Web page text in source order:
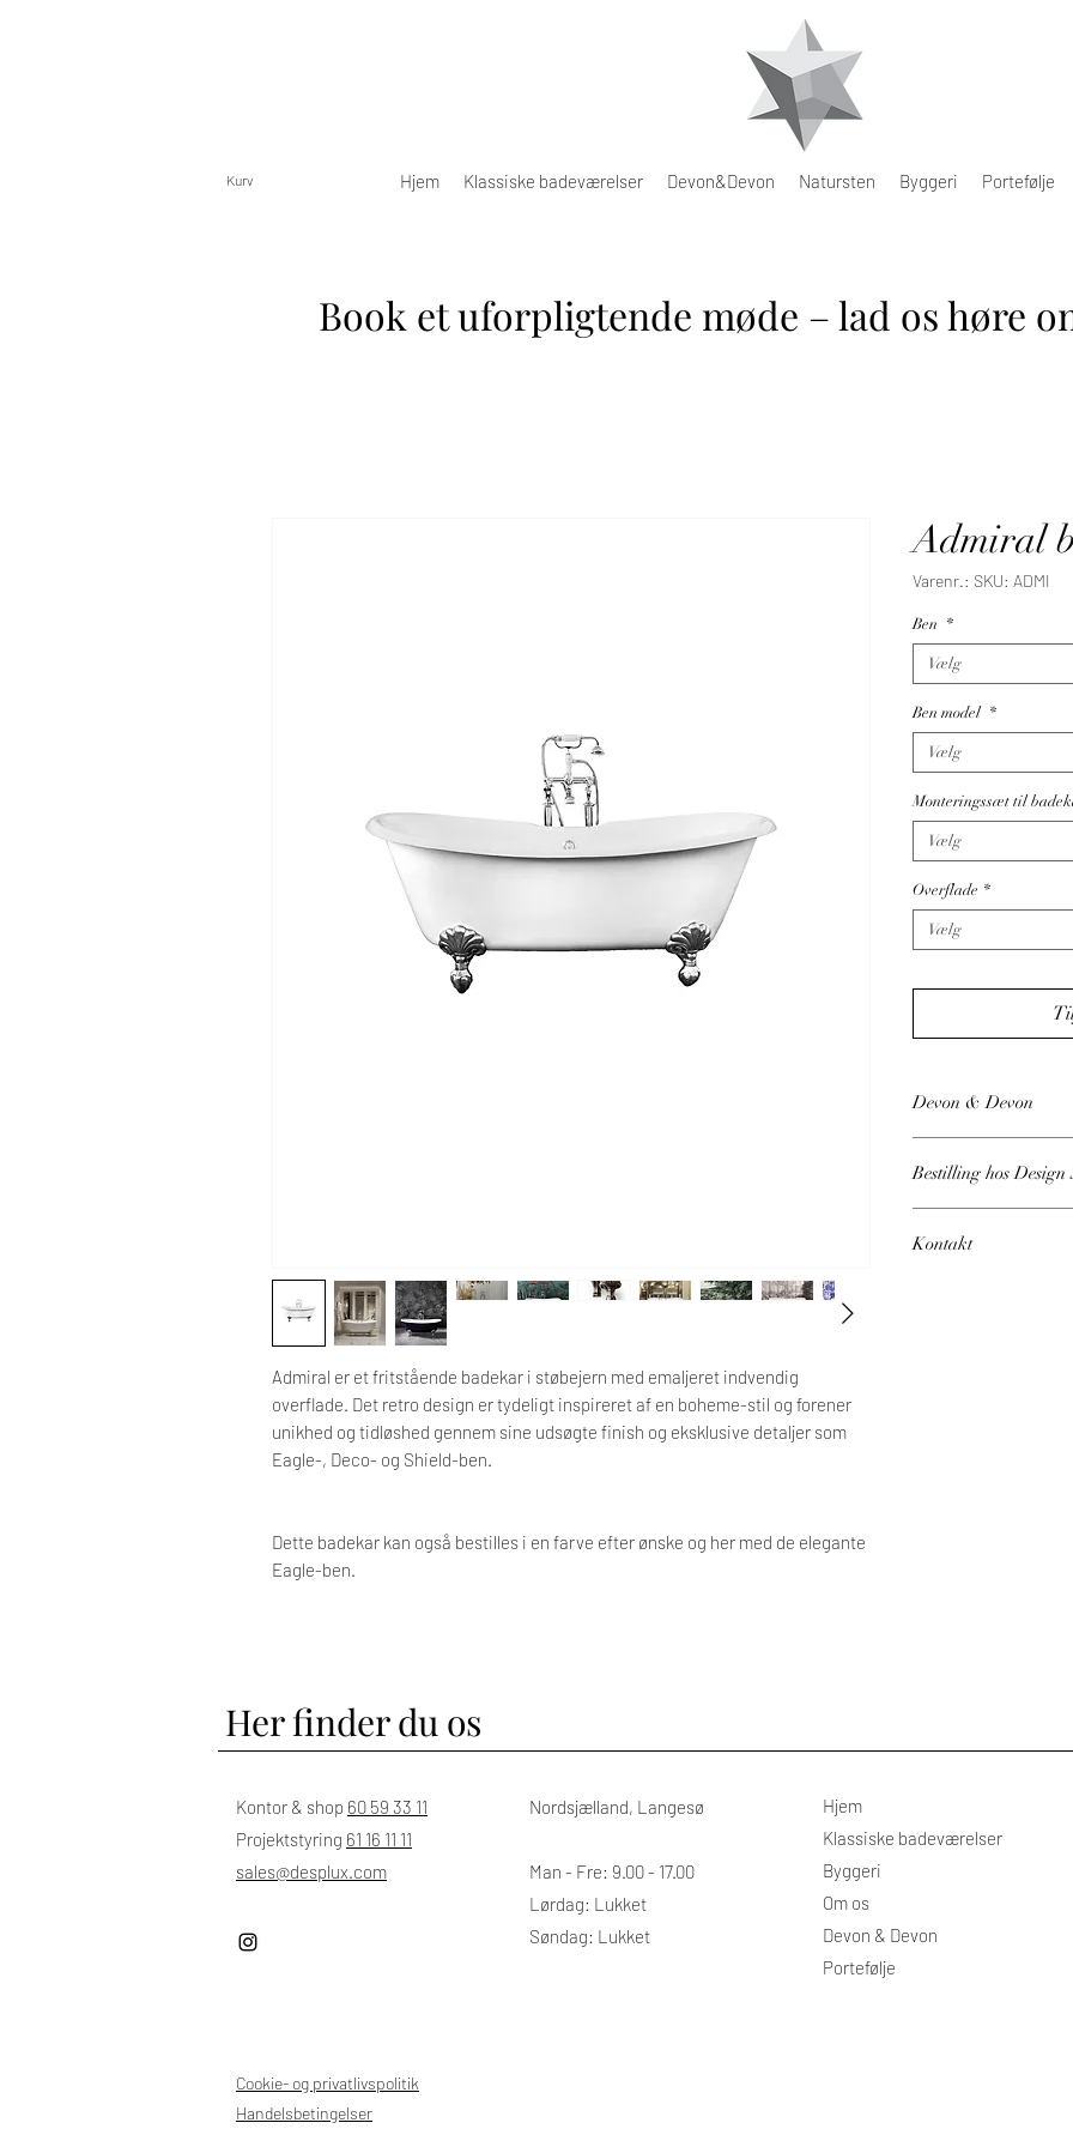
Kurv Hjem Klassiske badeværelser Devon&Devon Natursten Byggeri Portefølje
Book et uforpligtende møde – lad os høre
Admiral er et fritstående badekar i støbejern med emaljeret indvendig
overflade. Det retro design er tydeligt inspireret af en boheme-stil og forener
unikhed og tidløshed gennem sine udsøgte finish og eksklusive detaljer som
Eagle-, Deco- og Shield-ben.
Dette badekar kan også bestilles i en farve efter ønske og her med de elegante
Eagle-ben.
Admiral
Varenr.: SKU: ADMI
Ben *
Vælg
Ben model *
Vælg
Monteringssæt til
Vælg
Overflade *
Vælg
Devon & Devon
Bestilling hos
forskellige valg. Den
Kontakt
Her finder du os
Kontor & shop 60 59 33 11
Projektstyring 61 16 11 11
sales@desplux.com
Nordsjælland, Langesø
Man - Fre: 9.00 - 17.00
​​Lørdag: Lukket
Søndag: Lukket​
Hjem
Klassiske badeværelser
Byggeri
​Om os
Devon & Devon
Portefølje
Cookie- og privatlivspolitik
Handelsbetingelser